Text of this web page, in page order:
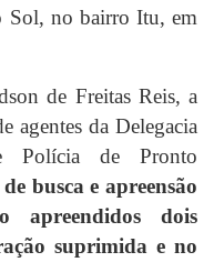
Sol, no bairro Itu, em
de Freitas Reis, a
agentes da Delegacia
Polícia de Pronto
busca e apreensão
apreendidos dois
suprimida e no